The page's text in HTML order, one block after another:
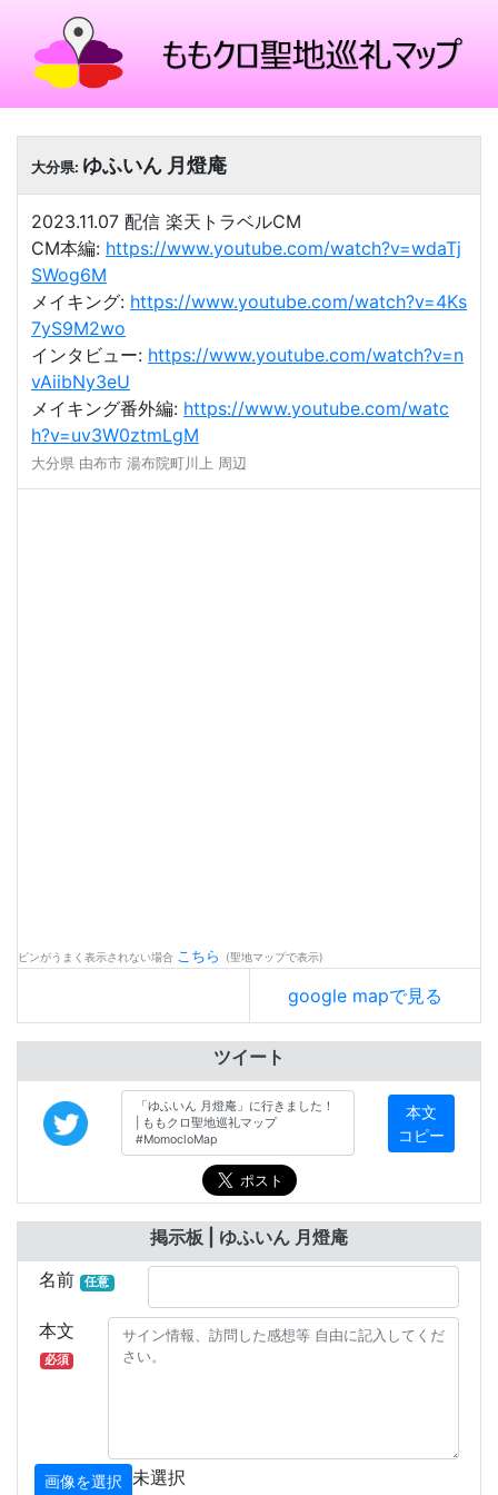
大分県: ゆふいん 月燈庵
2023.11.07 配信 楽天トラベルCM
CM本編: https://www.youtube.com/watch?v=wdaTj
SWog6M
メイキング: https://www.youtube.com/watch?v=4Ks
7yS9M2wo
インタビュー: https://www.youtube.com/watch?v=n
vAiibNy3eU
メイキング番外編: https://www.youtube.com/watc
h?v=uv3W0ztmLgM
大分県 由布市 湯布院町川上 周辺
ピンがうまく表示されない場合 こちら (聖地マップで表示)
google mapで見る
ツイート
本文
コピー
掲示板 | ゆふいん 月燈庵
名前
任意
本文
必須
画像を選択 未選択